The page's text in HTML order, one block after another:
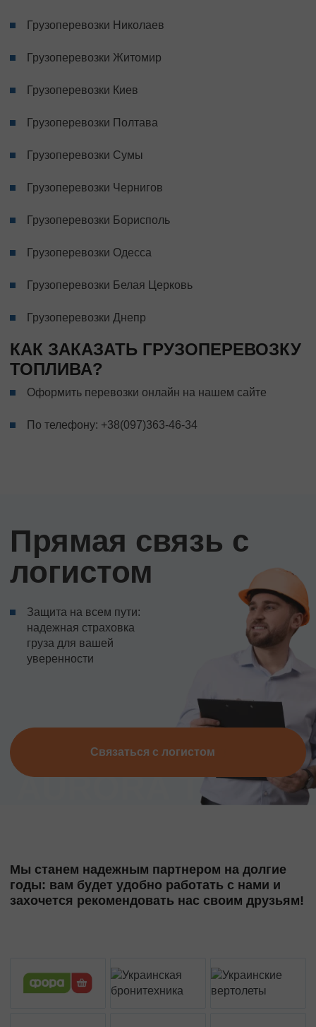
Грузоперевозки Николаев
Грузоперевозки Житомир
Грузоперевозки Киев
Грузоперевозки Полтава
Грузоперевозки Сумы
Грузоперевозки Чернигов
Грузоперевозки Борисполь
Грузоперевозки Одесса
Грузоперевозки Белая Церковь
Грузоперевозки Днепр
КАК ЗАКАЗАТЬ ГРУЗОПЕРЕВОЗКУ
ТОПЛИВА?
Оформить перевозки онлайн на нашем сайте
По телефону: +38(097)363-46-34
Прямая связь с
логистом
Защита на всем пути:
надежная страховка
груза для вашей
уверенности
Связаться с логистом
Мы станем надежным партнером на долгие
годы: вам будет удобно работать с нами и
захочется рекомендовать нас своим друзьям!